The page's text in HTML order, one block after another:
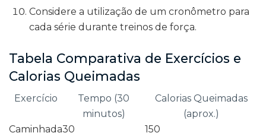
Considere a utilização de um cronômetro para
cada série durante treinos de força.
Tabela Comparativa de Exercícios e
Calorias Queimadas
Exercício
Tempo (30
minutos)
Calorias Queimadas
(aprox.)
Caminhada30
150